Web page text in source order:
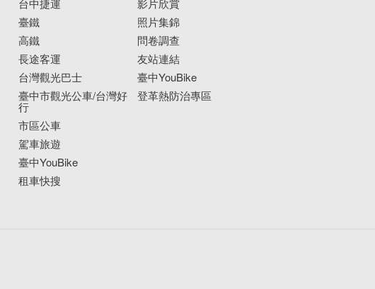
台中捷運
臺鐵
高鐵
長途客運
台灣觀光巴士
臺中市觀光公車/台灣好
行
市區公車
駕車旅遊
臺中YouBike
租車快搜
影片欣賞
照片集錦
問卷調查
友站連結
臺中YouBike
登革熱防治專區